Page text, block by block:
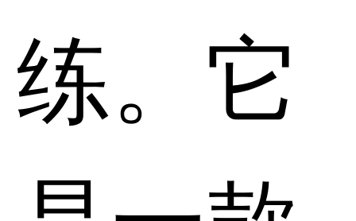
练。它